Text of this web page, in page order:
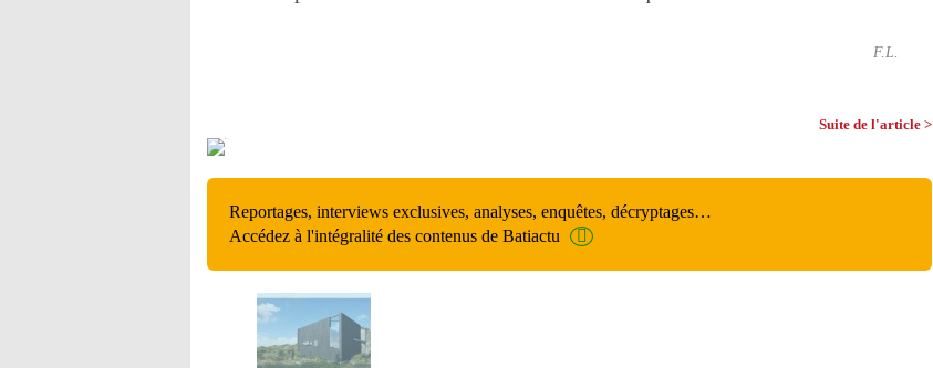
F.L.
Suite de l'article >
Reportages, interviews exclusives, analyses, enquêtes, décryptages…
Accédez à l'intégralité des contenus de Batiactu